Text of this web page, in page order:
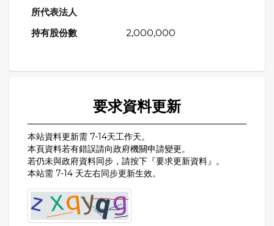
2,000,000
要求資料更新
本站資料更新需 7-14天工作天。
本頁資料若有錯誤請向政府機關申請變更。
若仍未與政府資料同步，請按下『要求更新資料』。
本站需 7-14 天左右同步更新生效。